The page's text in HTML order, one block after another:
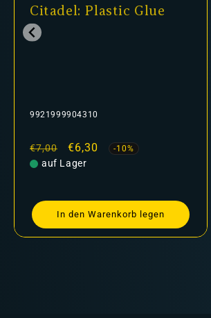
Citadel: Plastic Glue
9921999904310
Normaler
Preis
€7,00 Verkaufspreis
€6,30 -10%
auf Lager
In den Warenkorb legen